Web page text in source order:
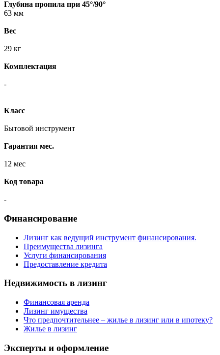
Глубина пропила при 45°/90°
63 мм
Вес
29 кг
Комплектация
-
Класс
Бытовой инструмент
Гарантия мес.
12 мес
Код товара
-
Финансирование
Лизинг как ведущий инструмент финансирования.
Преимущества лизинга
Услуги финансирования
Предоставление кредита
Недвижимость в лизинг
Финансовая аренда
Лизинг имущества
Что предпочтительнее – жилье в лизинг или в ипотеку?
Жилье в лизинг
Эксперты и оформление